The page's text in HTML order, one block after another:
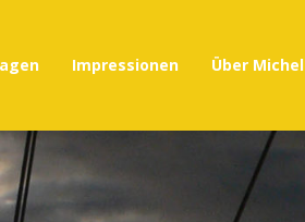
Impressionen Über Michel